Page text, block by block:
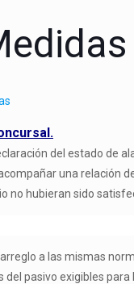
del estado de
una relación
hubieran sido
a las mismas
pasivo exigibles